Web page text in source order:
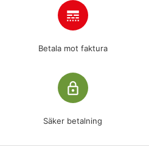
line_style
Betala mot faktura
lock_outline
Säker betalning